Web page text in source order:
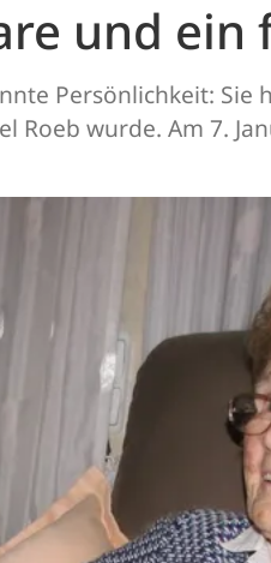
und ein
Persönlichkeit:
wurde. Am 7.